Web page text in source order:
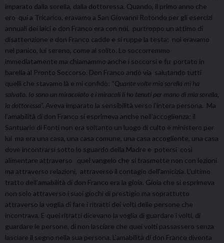
imparato dalla sorella, dalla dottoressa. Quando, il primo anno che
ero qui a Tricarico, eravamo a San Giovanni Rotondo per gli esercizi
annuali dei laici e don Franco era con noi, purtroppo un attimo di
disattenzione e don Franco cadde e si ruppe la testa; noi eravamo
nel panico, lui sereno, come al solito. Lo soccorremmo
immediatamente ma chiamammo anche i soccorsi e fu portato in
barella al Pronto Soccorso. Don Franco andò via salutando tutti
quelli che stavamo là e mi confidò: “Quante volte mia sorella mi ha
salvato. Io sono un miracolato e i miracoli li ho tenuti per mano di mia sorella,
la dottoressa”. Aveva imparato la sensibilità verso l’intera persona. Ma
l’amabilità di don Franco si esprimeva anche nell’accoglienza: il
Santuario di Fonti non era soltanto un luogo di culto e ministero per
lui ma era una casa, una casa comune, una casa accogliente, una casa
dove incontrarsi sotto lo sguardo della Madre e potersi così
alimentare attraverso quel vangelo che si trasmette non con lezioni
ma attraverso relazioni, attraverso il contagio dell’amicizia. L’ultimo
tratto dell’amabilità di don Franco era la gioia. Gioia che si esprimeva
non solo attraverso i suoi giochi di prestigio ma soprattutto
attraverso la voglia di fare i ritratti dei volti delle persone che
incontrava. E quei ritratti dicevano la voglia di guardare i volti, di
guardare le persone, di non lasciare che quei volti passassero senza
lasciare il segno nella sua persona. L’amabilità di don Franco diventa